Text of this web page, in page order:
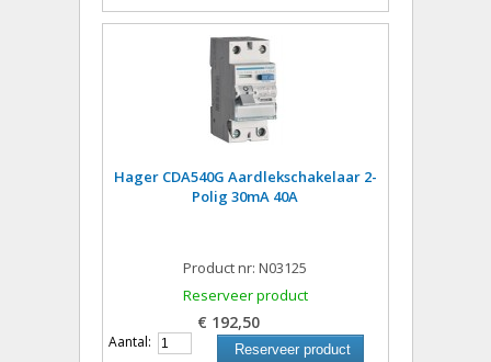
Hager CDA540G Aardlekschakelaar 2-
Polig 30mA 40A
Product nr: N03125
Reserveer product
€ 192,50
Aantal: Reserveer product